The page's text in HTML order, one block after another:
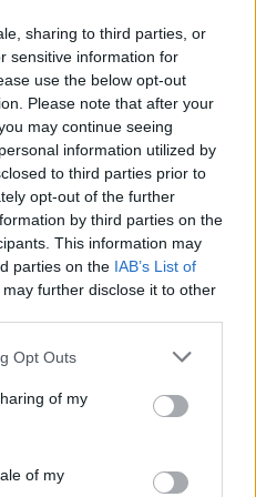
sharing to third parties, or
sensitive information for
use the below opt-out
Please note that after your
may continue seeing
information utilized by
to third parties prior to
opt-out of the further
by third parties on the
This information may
parties on the IAB’s List of
may further disclose it to other
uses one or more Google
behaviour. You may click to
and its third-party tags to
purposes in below Google
Opt Outs
of my
of my
hogy Márquez nem a legjobb
a japán kultúra merőben
hosszú lejáratúak, és